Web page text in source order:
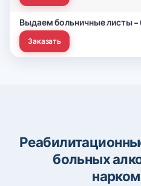
Выдаем больничные листы -
Заказать
больных